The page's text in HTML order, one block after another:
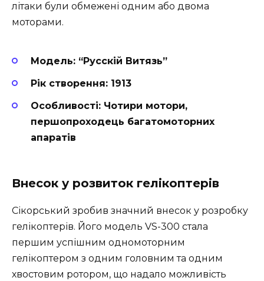
літаки були обмежені одним або двома
моторами.
Модель: “Русскій Витязь”
Рік створення: 1913
Особливості: Чотири мотори,
першопроходець багатомоторних
апаратів
Внесок у розвиток гелікоптерів
Сікорський зробив значний внесок у розробку
гелікоптерів. Його модель VS-300 стала
першим успішним одномоторним
гелікоптером з одним головним та одним
хвостовим ротором, що надало можливість